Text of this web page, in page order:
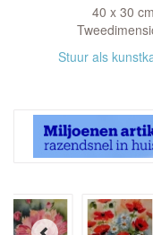
40 x 30
Stuur als